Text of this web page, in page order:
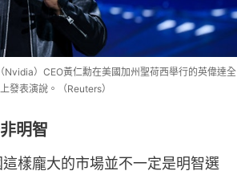
）CEO黃仁勳在美國加州聖荷西舉行的英偉達全
發表演說。（Reuters）
明智
樣龐大的市場並不一定是明智選